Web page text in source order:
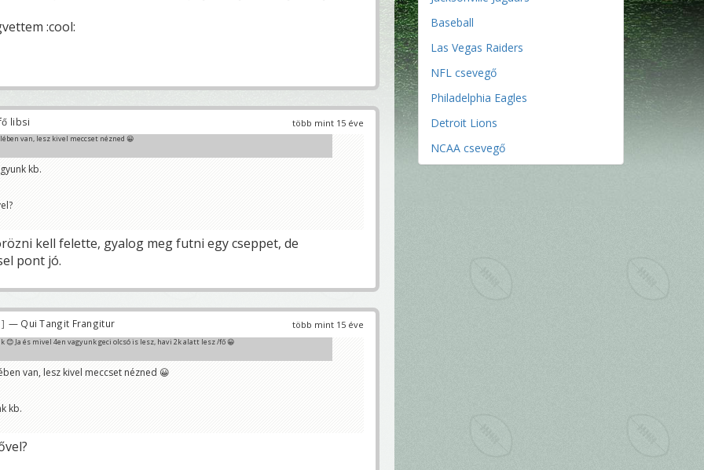
:cool:
több mint 15 éve
libsi
van, lesz kivel meccset nézned 😀
kb.
kell felette, gyalog meg futni egy cseppet, de
pont jó.
több mint 15 éve
— Qui Tangit Frangitur
😊 Ja és mivel 4en vagyunk geci olcsó is lesz, havi 2k alatt lesz /fő 😀
van, lesz kivel meccset nézned 😀
kb.
Baseball
Las Vegas Raiders
NFL csevegő
Philadelphia Eagles
Detroit Lions
NCAA csevegő